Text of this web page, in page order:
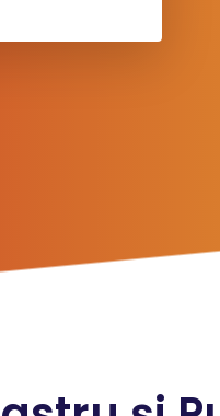
de 15 minute.